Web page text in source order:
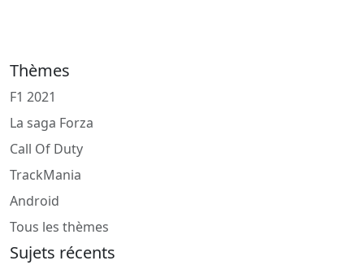
Thèmes
F1 2021
La saga Forza
Call Of Duty
TrackMania
Android
Tous les thèmes
Sujets récents